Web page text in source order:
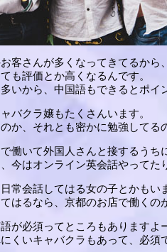
客さんが多くなってきてるか
も評価とか高くなるんです。
いから、中国語もできるとポイ
バクラ嬢もたくさんいます。
か、それとも密かに勉強してる
働いて外国人さんと接するうち
今はオンライン英会話やってた
常会話してはる女の子とかもい
はるなら、京都のお店で働くの
が必須ってところもありますよ
くいキャバクラもあって、必